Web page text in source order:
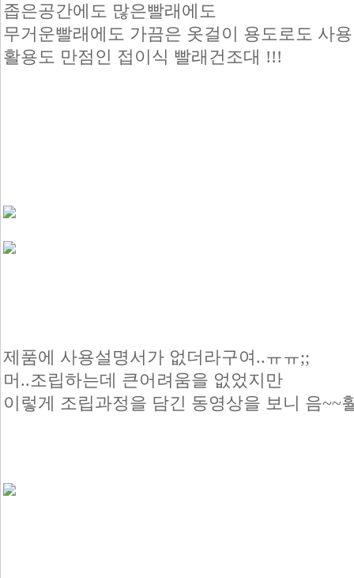
좁은공간에도 많은빨래에도
무거운빨래에도 가끔은 옷걸이 용도로도 사
활용도 만점인 접이식 빨래건조대 !!!
제품에 사용설명서가 없더라구여..ㅠㅠ;;
머..조립하는데 큰어려움을 없었지만
이렇게 조립과정을 담긴 동영상을 보니 음~~